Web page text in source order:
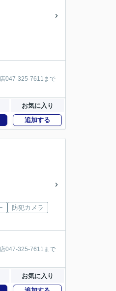
047-325-7611まで
お気に入り
追加する
防犯カメラ
047-325-7611まで
お気に入り